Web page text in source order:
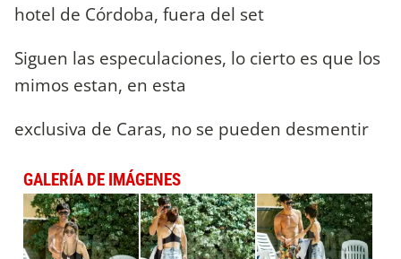
hotel de Córdoba, fuera del set
Siguen las especulaciones, lo cierto es que los
mimos estan, en esta
exclusiva de Caras, no se pueden desmentir
GALERÍA DE IMÁGENES